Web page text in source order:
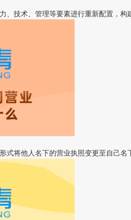
、技术、管理等要素进行重新配置，
式将他人名下的营业执照变更至自己